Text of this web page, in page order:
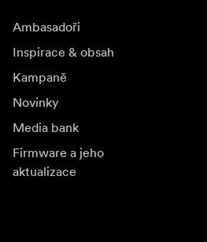
Ambasadoři
Inspirace & obsah
Kampaně
Novinky
Media bank
Firmware a jeho
aktualizace